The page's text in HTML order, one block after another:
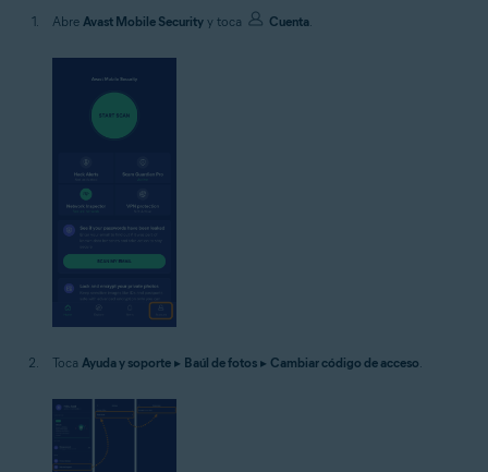
Abre Avast Mobile Security y toca Cuenta
Toca Ayuda y soporte ▸ Baúl de fotos ▸ Cambiar código de acceso